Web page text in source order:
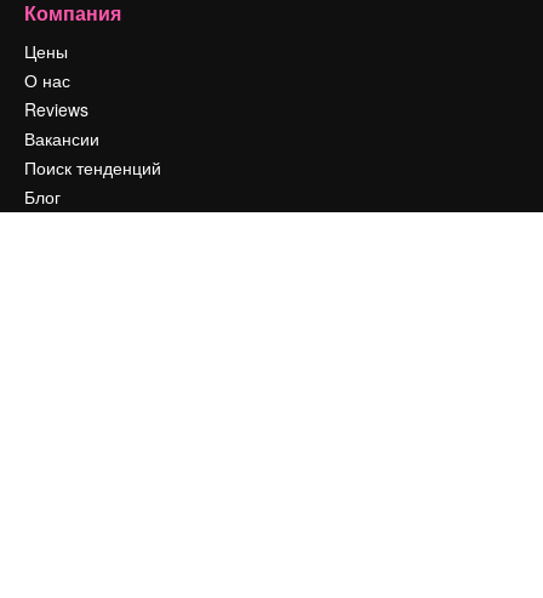
Компания
Цены
О нас
Reviews
Вакансии
Поиск тенденций
Блог